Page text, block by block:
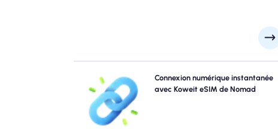
Connexion numérique instantanée
avec Koweit eSIM de Nomad
Sautez les files d'attente et oubliez les sims physiques.
Activez instantanément votre nomade Koweit eSIM à
partir de votre appareil pour une connectivité 4G / 5G
rapide. Obtenez en ligne le moment où vous arrivez à